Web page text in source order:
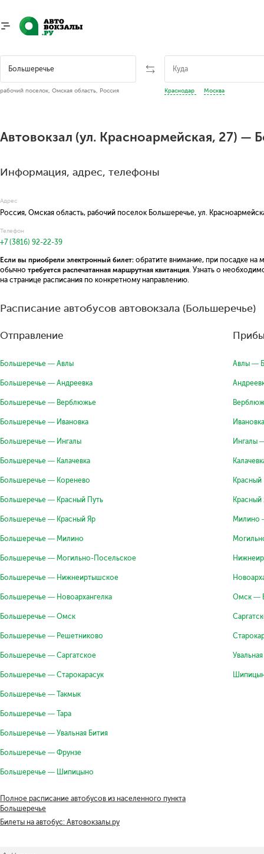
рабочий поселок, Омская область, Россия Краснодар Москва
Автовокзал (ул. Красноармейская, 27) —
Информация, адрес, телефоны
Адрес
Россия, Омская область, рабочий поселок Большеречье, ул.
Телефон
+7 (3816) 92-22-39
Если вы приобрели электронный билет: обратите внимание, при посадке
обычно требуется распечатанная маршрутная квитанция. Узнать о
на странице расписания по конкретному направлению.
Расписание автобусов автовокзала (Большеречье)
Отправление
Большеречье — Авлы
Большеречье — Андреевка
Большеречье — Верблюжье
Большеречье — Ивановка
Большеречье — Ингалы
Большеречье — Калачевка
Большеречье — Коренево
Большеречье — Красный Путь
Большеречье — Красный Яр
Большеречье — Милино
Большеречье — Могильно-Посельское
Большеречье — Нижнеиртышское
Большеречье — Новоархангелка
Большеречье — Омск
Большеречье — Решетниково
Большеречье — Саргатское
Большеречье — Старокарасук
Большеречье — Такмык
Большеречье — Тара
Большеречье — Увальная Бития
Большеречье — Фрунзе
Большеречье — Шипицыно
Авлы —
Ингалы
Милино
Омск —
Полное расписание автобусов из населенного пункта
Большеречье
Билеты на автобус: Автовокзалы.ру